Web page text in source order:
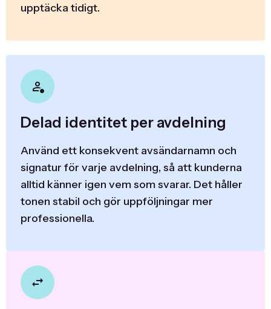
upptäcka tidigt.
Delad identitet per avdelning
Använd ett konsekvent avsändarnamn och
signatur för varje avdelning, så att kunderna
alltid känner igen vem som svarar. Det håller
tonen stabil och gör uppföljningar mer
professionella.